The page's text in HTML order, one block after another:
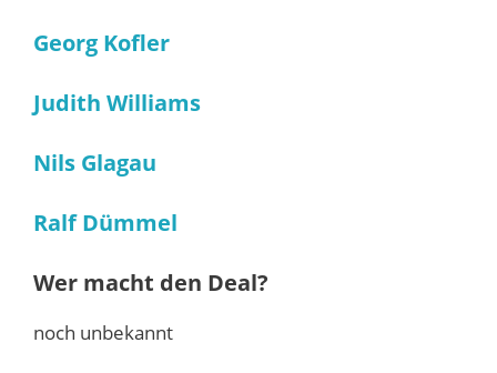
Georg Kofler
Judith Williams
Nils Glagau
Ralf Dümmel
Wer macht den Deal?
noch unbekannt